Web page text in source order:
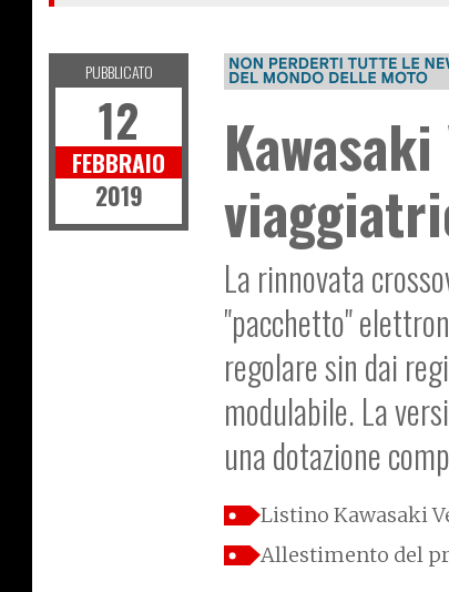
La rinnovata
"pacchetto"
regolare sin dai
modulabile. La
una dotazione
Listino Kawasaki
Allestimento del
PUBBLICATO
12
FEBBRAIO
2019